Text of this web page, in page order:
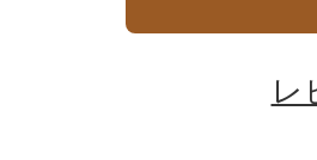
レ